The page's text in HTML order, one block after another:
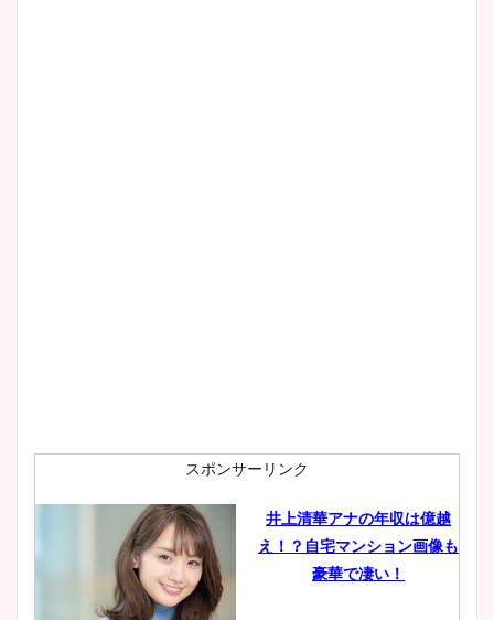
スポンサーリンク
井上清華アナの年収は億越
え！？自宅マンション画像も
豪華で凄い！